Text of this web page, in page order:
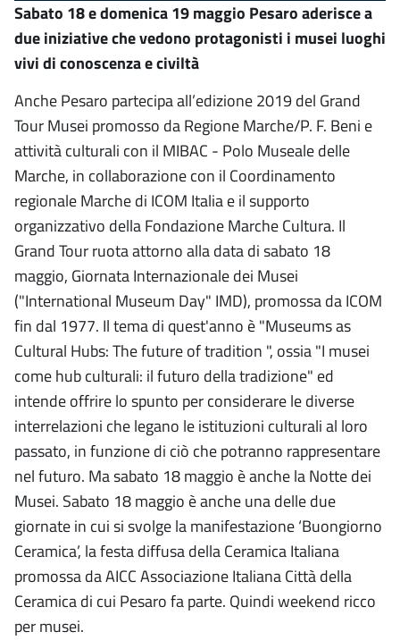
Sabato 18 e domenica 19 maggio Pesaro aderisce a
due iniziative che vedono protagonisti i musei luoghi
vivi di conoscenza e civiltà
Anche Pesaro partecipa all’edizione 2019 del Grand
Tour Musei promosso da Regione Marche/P. F. Beni e
attività culturali con il MIBAC - Polo Museale delle
Marche, in collaborazione con il Coordinamento
regionale Marche di ICOM Italia e il supporto
organizzativo della Fondazione Marche Cultura. Il
Grand Tour ruota attorno alla data di sabato 18
maggio, Giornata Internazionale dei Musei
("International Museum Day" IMD), promossa da ICOM
fin dal 1977. Il tema di quest'anno è "Museums as
Cultural Hubs: The future of tradition ", ossia "I musei
come hub culturali: il futuro della tradizione" ed
intende offrire lo spunto per considerare le diverse
interrelazioni che legano le istituzioni culturali al loro
passato, in funzione di ciò che potranno rappresentare
nel futuro. Ma sabato 18 maggio è anche la Notte dei
Musei. Sabato 18 maggio è anche una delle due
giornate in cui si svolge la manifestazione ‘Buongiorno
Ceramica’, la festa diffusa della Ceramica Italiana
promossa da AICC Associazione Italiana Città della
Ceramica di cui Pesaro fa parte. Quindi weekend ricco
per musei.